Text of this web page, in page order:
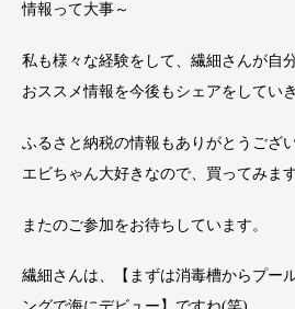
情報って大事～
私も様々な経験をして、繊細さんが自
おススメ情報を今後もシェアをしてい
ふるさと納税の情報もありがとうござ
エビちゃん大好きなので、買ってみます
またのご参加をお待ちしています。
繊細さんは、【まずは消毒槽からプー